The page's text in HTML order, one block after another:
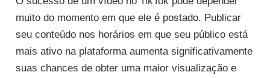
muito do momento em que ele é postado. Publicar
seu conteúdo nos horários em que seu público está
mais ativo na plataforma aumenta significativamente
suas chances de obter uma maior visualização e